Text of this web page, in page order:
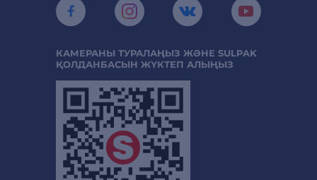
КАМЕРАНЫ ТУРАЛАҢЫЗ ЖӘНЕ SULPAK
ҚОЛДАНБАСЫН ЖҮКТЕП АЛЫҢЫЗ